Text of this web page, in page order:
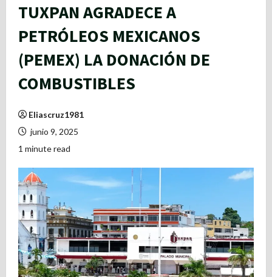
TUXPAN AGRADECE A
PETRÓLEOS MEXICANOS
(PEMEX) LA DONACIÓN DE
COMBUSTIBLES
Eliascruz1981
junio 9, 2025
1 minute read